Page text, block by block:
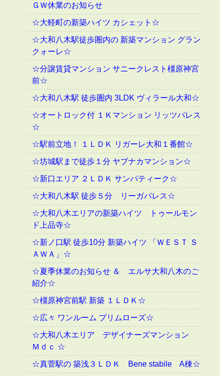
ＧＷ休業のお知らせ
☆大軽町の新築ハイツ カシェット☆
☆大和八木駅徒歩圏内の 新築マンション グラン
クォーレ☆
☆分譲賃貸マンション サニークレスト橿原神宮
前☆
☆大和八木駅 徒歩圏内 3LDK ヴィラール大和☆
☆オートロック付 １Ｋマンション リッツパレス
☆
☆駅前立地！ １ＬＤＫ リガーレ大和１番館☆
☆坊城駅まで徒歩１分 ヤブナカマンション☆
☆新口エリア ２ＬＤＫ サンパティーク☆
☆大和八木駅 徒歩５分 リーガパレス☆
☆大和八木エリアの新築ハイツ トゥールモン
ド上品寺☆
☆新ノ口駅 徒歩10分 新築ハイツ 「ＷＥＳＴ Ｓ
ＡＷＡ」☆
☆夏季休業のお知らせ ＆ エルサ大和八木のご
紹介☆
☆橿原神宮前駅 新築 １ＬＤＫ☆
☆広々 ワンルーム プリムローズ☆
☆大和八木エリア デザイナーズマンション
Ｍｄｃ ☆
☆真菅駅の 築浅３ＬＤＫ Bene stabile A棟☆